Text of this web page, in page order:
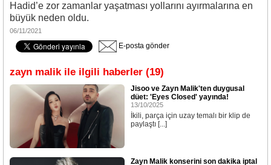
Hadid’e zor zamanlar yaşatması yollarını ayırmalarına en
büyük neden oldu.
06/11/2021
E-posta gönder
zayn malik ile ilgili haberler (19)
Jisoo ve Zayn Malik'ten duygusal
düet: 'Eyes Closed' yayında!
13/10/2025
İkili, parça için uzay temalı bir klip de
paylaştı [...]
Zayn Malik konserini son dakika iptal